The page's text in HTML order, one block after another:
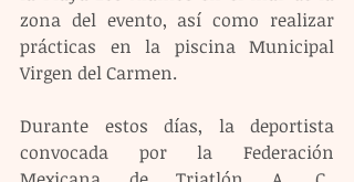
zona del evento, así como realizar
prácticas en la piscina Municipal
Virgen del Carmen.
Durante estos días, la deportista
convocada por la Federación